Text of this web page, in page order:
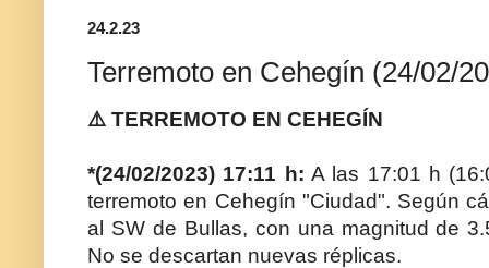
24.2.23
Terremoto en Cehegín (24/02/
⚠️ TERREMOTO EN CEHEGÍN
*(24/02/2023) 17:11 h: A las 17:01 h
terremoto en Cehegín "Ciudad". Según
al SW de Bullas, con una magnitud de
No se descartan nuevas réplicas.